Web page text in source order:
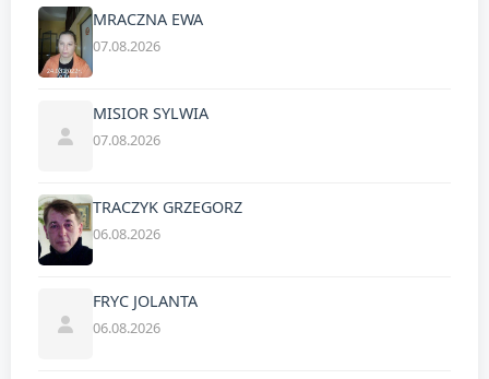
MRACZNA EWA
07.08.2026
MISIOR SYLWIA
07.08.2026
TRACZYK GRZEGORZ
06.08.2026
FRYC JOLANTA
06.08.2026